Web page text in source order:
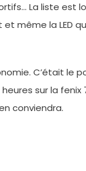
La liste est
même la LED
C’était le
sur la fenix
conviendra.